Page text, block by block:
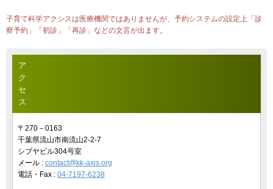
子育て科学アクシスは医療機関ではありませんが、予約システムの設定上「診
察予約」「初診」「再診」などの文言が出ます。
ア
ク
セ
ス
〒270－0163
千葉県流山市南流山2-2-7
シブヤビル304号室
メール : contact@kk-axis.org
電話・Fax : 04-7197-6238